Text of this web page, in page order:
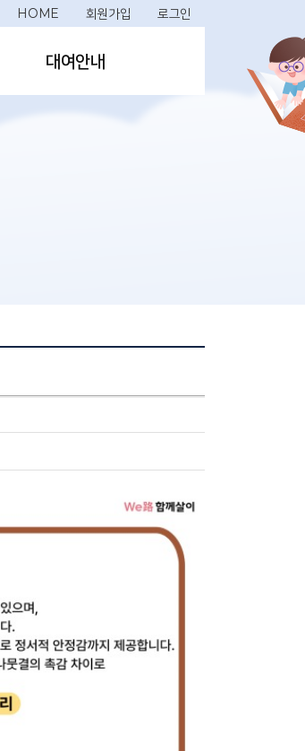
HOME 회원가입 로그인
대여안내